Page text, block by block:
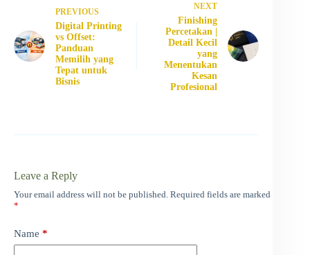
PREVIOUS
Digital Printing
vs Offset:
Panduan
Memilih yang
Tepat untuk
Bisnis
NEXT
Finishing
Percetakan |
Detail Kecil
yang
Menentukan
Kesan
Profesional
Leave a Reply
Your email address will not be published. Required fields are marked
*
Name *